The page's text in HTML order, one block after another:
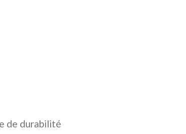
de durabilité